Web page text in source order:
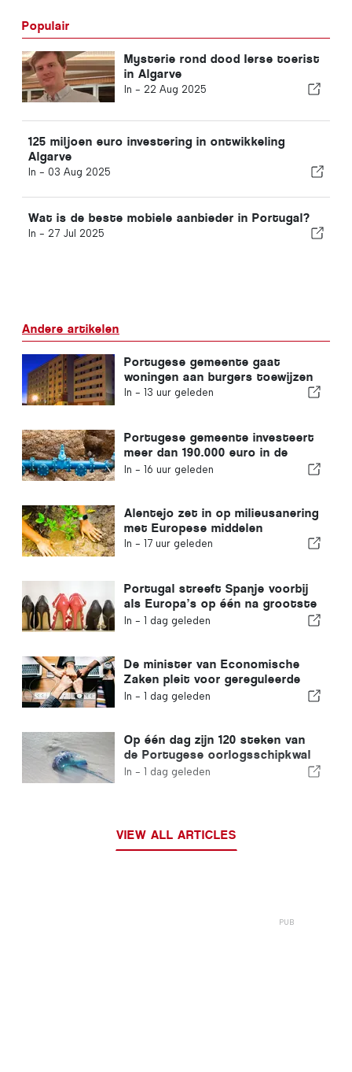
Populair
Mysterie rond dood Ierse toerist
in Algarve
In - 22 Aug 2025
125 miljoen euro investering in ontwikkeling
Algarve
In - 03 Aug 2025
Wat is de beste mobiele aanbieder in Portugal?
In - 27 Jul 2025
Andere artikelen
Portugese gemeente gaat
woningen aan burgers toewijzen
In - 13 uur geleden
Portugese gemeente investeert
meer dan 190.000 euro in de
watervoorziening
In - 16 uur geleden
Alentejo zet in op milieusanering
met Europese middelen
In - 17 uur geleden
Portugal streeft Spanje voorbij
als Europa’s op één na grootste
schoenenproducent
In - 1 dag geleden
De minister van Economische
Zaken pleit voor gereguleerde
integratie en garandeert een
In - 1 dag geleden
Op één dag zijn 120 steken van
de Portugese oorlogsschipkwal
geregistreerd
In - 1 dag geleden
VIEW ALL ARTICLES